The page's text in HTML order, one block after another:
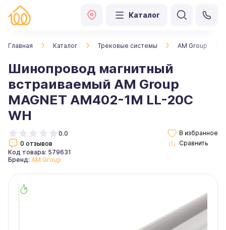
Каталог
Главная Каталог Трековые системы AM Group
Шинопровод магнитный
встраиваемый AM Group
MAGNET AM402-1М LL-20C
WH
0.0
0 отзывов
Код товара: 579631
Бренд: AM Group